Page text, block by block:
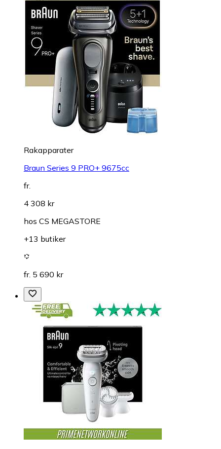
Rakapparater
Braun Series 9 PRO+ 9675cc
fr.
4 308 kr
hos CS MEGASTORE
+13 butiker
fr. 5 690 kr